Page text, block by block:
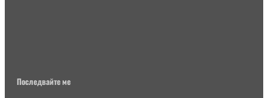
Последвайте ме